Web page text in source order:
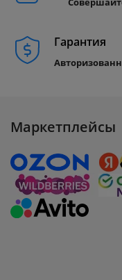
Гарантия
Маркетплейсы